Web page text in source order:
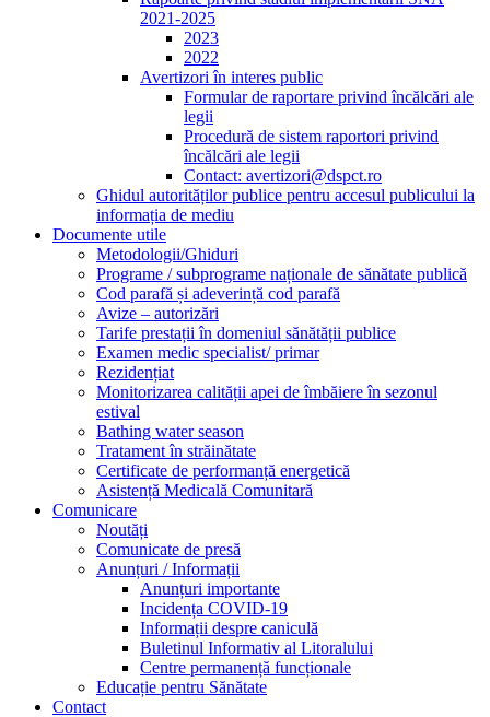
2021-2025
2023
2022
Avertizori în interes public
Formular de raportare privind încălcări ale
legii
Procedură de sistem raportori privind
încălcări ale legii
Contact: avertizori@dspct.ro
Ghidul autorităților publice pentru accesul publicului la
informația de mediu
Documente utile
Metodologii/Ghiduri
Programe / subprograme naționale de sănătate publică
Cod parafă și adeverință cod parafă
Avize – autorizări
Tarife prestații în domeniul sănătății publice
Examen medic specialist/ primar
Rezidențiat
Monitorizarea calității apei de îmbăiere în sezonul
estival
Bathing water season
Tratament în străinătate
Certificate de performanță energetică
Asistență Medicală Comunitară
Comunicare
Noutăți
Comunicate de presă
Anunțuri / Informații
Anunțuri importante
Incidența COVID-19
Informații despre caniculă
Buletinul Informativ al Litoralului
Centre permanență funcționale
Educație pentru Sănătate
Contact